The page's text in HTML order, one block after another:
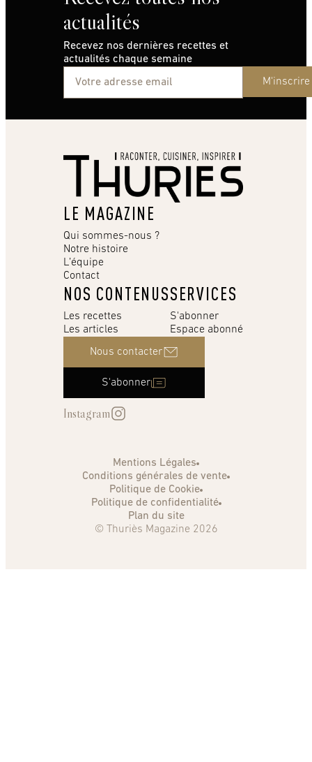
actualités
Recevez nos dernières recettes et
actualités chaque semaine
M'inscrire
LE MAGAZINE
Qui sommes-nous ?
Notre histoire
L’équipe
Contact
NOS CONTENUS
Les recettes
Les articles
SERVICES
S'abonner
Espace abonné
Nous contacter
S'abonner
Instagram
Mentions Légales
Conditions générales de vente
Politique de Cookie
Politique de confidentialité
Plan du site
© Thuriès Magazine 2026